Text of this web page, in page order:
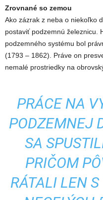
Zrovnané so zemou
Ako zázrak z neba o niekoľko
postaviť podzemnú železnicu.
podzemného systému bol
(1793 – 1862). Práve on
nemalé prostriedky na
PRÁCE NA
PODZEMNEJ
SA
PRIČOM
RÁTALI LEN